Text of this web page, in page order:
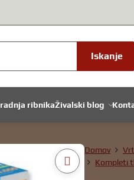
Iskanje
ribnikaŽivalski blog
Domov
Kompleti